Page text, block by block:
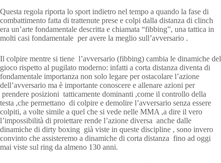
Questa regola riporta lo sport indietro nel tempo a quando la fase di
combattimento fatta di trattenute prese e colpi dalla distanza di clinch
era un’arte fondamentale descritta e chiamata “fibbing”, una tattica in
molti casi fondamentale per avere la meglio sull’avversario .
Il colpire mentre si tiene l’avversario (fibbing) cambia le dinamiche del
gioco rispetto al pugilato moderno: infatti a corta distanza diventa di
fondamentale importanza non solo legare per ostacolare l’azione
dell’avversario ma è importante conoscere e allenare azioni per
prendere posizioni tatticamente dominanti ,come il controllo della
testa ,che permettano di colpire e demolire l’avversario senza essere
colpiti, a volte simile a quel che si vede nelle MMA ,a dire il vero
l’impossibilità di proiettare rende l’azione diversa anche dalle
dinamiche di dirty boxing già viste in queste discipline , sono invero
convinto che assisteremo a dinamiche di corta distanza fino ad oggi
mai viste sul ring da almeno 130 anni.